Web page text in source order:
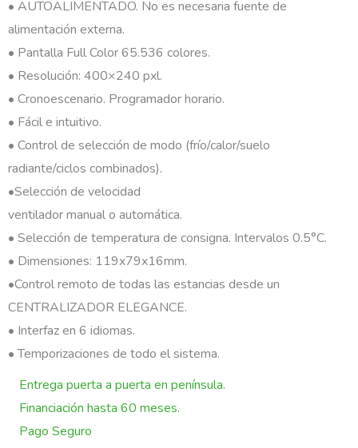
• AUTOALIMENTADO. No es necesaria fuente de
alimentación externa.
• Pantalla Full Color 65.536 colores.
• Resolución: 400×240 pxl.
• Cronoescenario. Programador horario.
• Fácil e intuitivo.
• Control de selección de modo (frío/calor/suelo
radiante/ciclos combinados).
•Selección de velocidad
ventilador manual o automática.
• Selección de temperatura de consigna. Intervalos 0.5°C.
• Dimensiones: 119x79x16mm.
•Control remoto de todas las estancias desde un
CENTRALIZADOR ELEGANCE.
• Interfaz en 6 idiomas.
• Temporizaciones de todo el sistema.
Entrega puerta a puerta en península.
Financiación hasta 60 meses.
Pago Seguro